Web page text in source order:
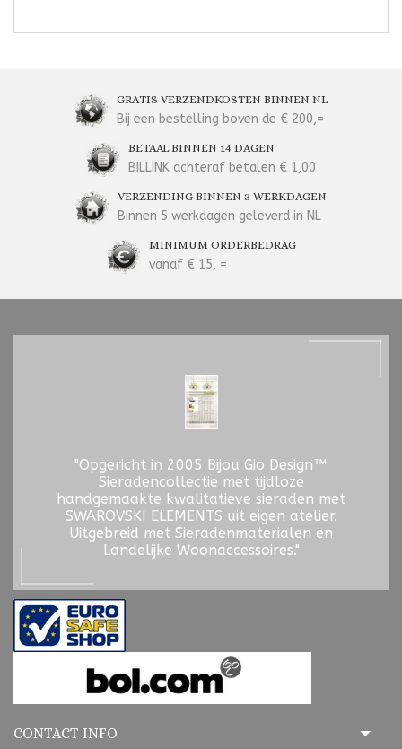
GRATIS VERZENDKOSTEN BINNEN NL
Bij een bestelling boven de € 200,=
BETAAL BINNEN 14 DAGEN
BILLINK achteraf betalen € 1,00
VERZENDING BINNEN 3 WERKDAGEN
Binnen 5 werkdagen geleverd in NL
MINIMUM ORDERBEDRAG
vanaf € 15, =
"Opgericht in 2005 Bijou Gio Design™
Sieradencollectie met tijdloze
handgemaakte kwalitatieve sieraden met
SWAROVSKI ELEMENTS uit eigen atelier.
Uitgebreid met Sieradenmaterialen en
Landelijke Woonaccessoires."
CONTACT INFO